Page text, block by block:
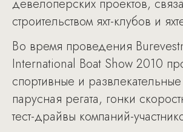
девелоперских проектов,
строительством яхт-клубов и
Во время проведения
International Boat Show 2010
спортивные и
парусная регата, гонки
тест-драйвы компаний-